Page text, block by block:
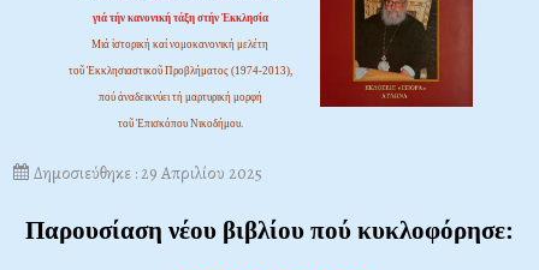
γιά τήν κανονική τάξη στήν Ἐκκλησία
Μιά ἱστορική καί νομοκανονική μελέτη
τοῦ Ἐκκλησιαστικοῦ Προβλήματος (1974-2013),
πού ἀναδεικνύει τή μαρτυρική μορφή
τοῦ Ἐπισκόπου Νικοδήμου.
Δημοσιεύθηκε : 29 Απριλίου 2025
Παρουσίαση νέου βιβλίου πού κυκλοφόρησε: